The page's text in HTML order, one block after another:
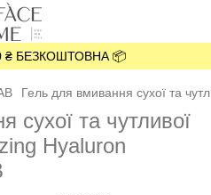
₴ БЕЗКОШТОВНА 📦
Гель для вмивання сухої та
сухої та чутливої
Hyaluron